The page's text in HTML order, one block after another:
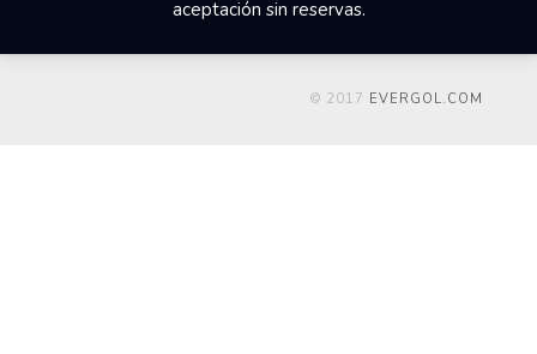
aceptación sin reservas.
© 2017 EVERGOL.COM